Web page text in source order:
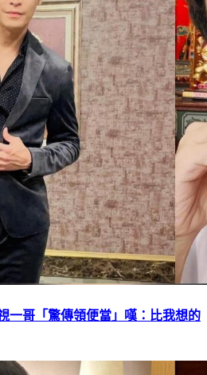
一哥「驚傳領便當」嘆：比我想的